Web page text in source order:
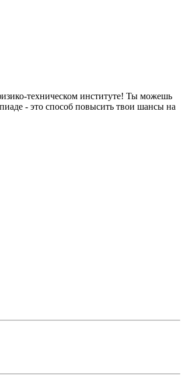
техническом институте! Ты можешь
- это способ повысить твои шансы на